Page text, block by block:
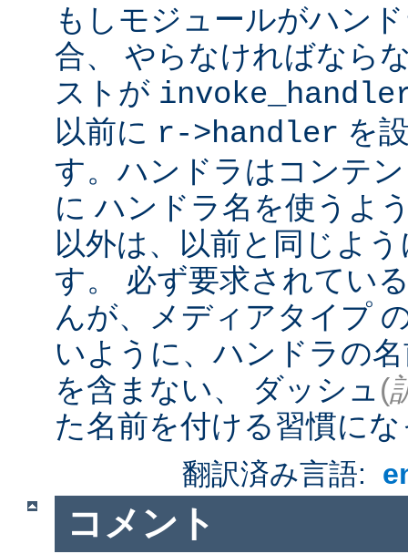
もしモジュールがハン
合、 やらなければなら
ストが
以前に r->handler を
す。ハンドラはコンテ
に ハンドラ名を使うよ
以外は、以前と同じよ
す。 必ず要求されてい
んが、メディアタイプ
いように、ハンドラの
を含まない、 ダッシュ (
た名前を付ける習慣に
翻訳済み言語:
コメント